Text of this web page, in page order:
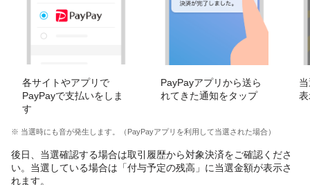
各サイトやアプリで
PayPayで支払いをしま
す
PayPayアプリから送ら
れてきた通知をタップ
※ 当選時にも音が発生します。（PayPayアプリを利用して当選された場合）
後日、当選確認する場合は取引履歴から対象決済をご確認くださ
い。当選している場合は「付与予定の残高」に当選金額が表示さ
れます。